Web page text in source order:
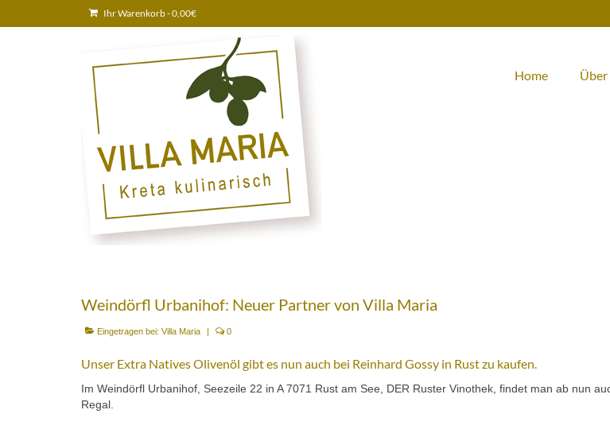
Ihr Warenkorb-0,00€
Home Über
Weindörfl Urbanihof: Neuer Partner von Villa Maria
Eingetragen bei: Villa Maria | 0
Unser Extra Natives Olivenöl gibt es nun auch bei Reinhard Gossy in Rust zu kaufen.
Im Weindörfl Urbanihof, Seezeile 22 in A 7071 Rust am See, DER Ruster Vinothek, findet man ab nun
Regal.